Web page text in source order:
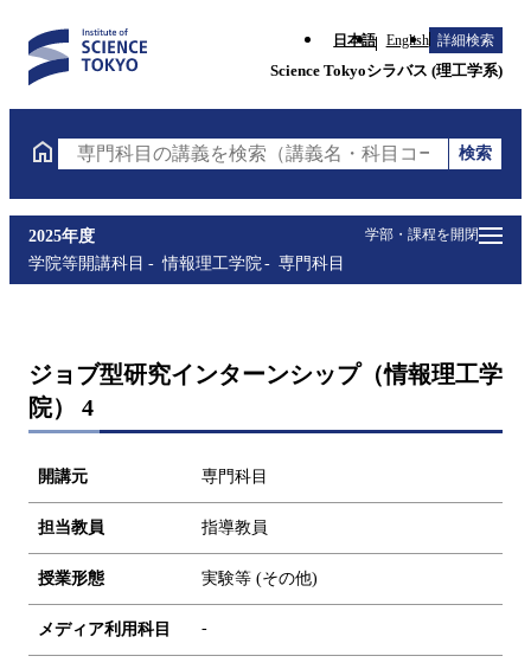
日本語 English 詳細検索
Science Tokyoシラバス (理工学系)
専門科目の講義を検索（講義名・科目コード・担当教
検索
学部・課程を開閉
2025年度
学院等開講科目
情報理工学院 専門科目
ジョブ型研究インターンシップ（情報理工学
院） 4
開講元 専門科目
担当教員 指導教員
授業形態 実験等 (その他)
メディア利用科目 -